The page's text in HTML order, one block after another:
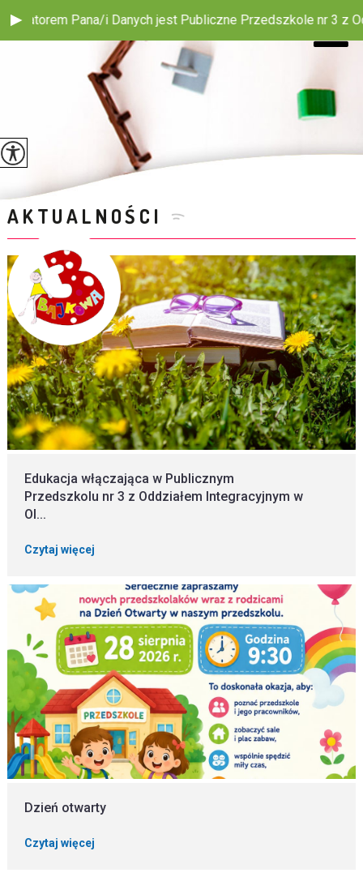
jest Publiczne Przedszkole nr 3 z Oddziałem Integracyjnym
AKTUALNOŚCI
Edukacja włączająca w Publicznym
Przedszkolu nr 3 z Oddziałem Integracyjnym w
Ol...
Czytaj więcej
Dzień otwarty
Czytaj więcej